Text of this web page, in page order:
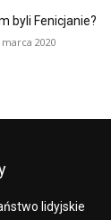
byli Fenicjanie?
marca 2020
lidyjskie